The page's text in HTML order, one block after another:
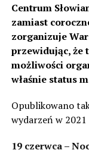
Centrum
zamiast
zorganizuje
przewidując, że
możliwości
właśnie status
Opublikowano
wydarzeń w
19 czerwca –